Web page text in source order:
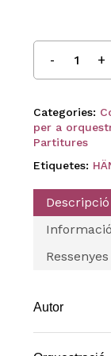
Categories:
per a
Partitures
Etiquetes:
Descripció
Ressenyes
Autor